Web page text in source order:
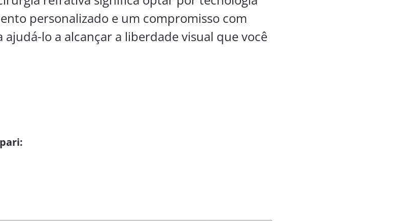
personalizado e um compromisso com
lo a alcançar a liberdade visual que você